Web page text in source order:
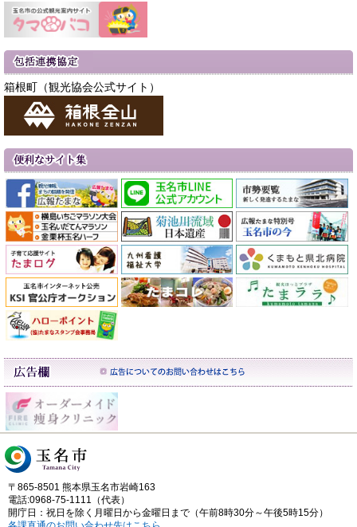
箱根町（観光協会公式サイト）
〒865-8501 熊本県玉名市岩崎163
電話:0968-75-1111（代表）
開庁日：祝日を除く月曜日から金曜日まで（午前8時30分～午後5時15分）